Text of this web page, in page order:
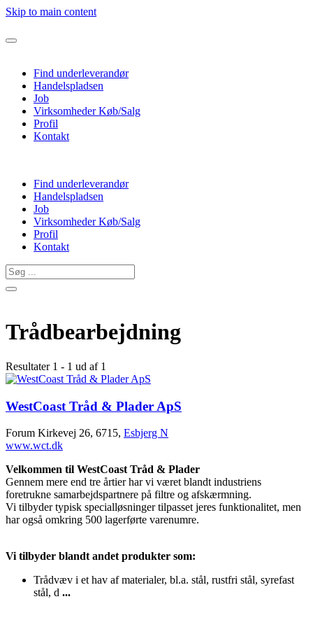
Skip to main content
Find underleverandør
Handelspladsen
Job
Virksomheder Køb/Salg
Profil
Kontakt
Find underleverandør
Handelspladsen
Job
Virksomheder Køb/Salg
Profil
Kontakt
Trådbearbejdning
Resultater 1 - 1 ud af 1
WestCoast Tråd & Plader ApS
Forum Kirkevej 26, 6715, Esbjerg N
www.wct.dk
Velkommen til WestCoast Tråd & Plader
Gennem mere end tre årtier har vi været blandt industriens
foretrukne samarbejdspartnere på filtre og afskærmning.
Vi tilbyder typisk specialløsninger tilpasset jeres funktionalitet, men
har også omkring 500 lagerførte varenumre.
Vi tilbyder blandt andet produkter som:
Trådvæv i et hav af materialer, bl.a. stål, rustfri stål, syrefast
stål, d ...